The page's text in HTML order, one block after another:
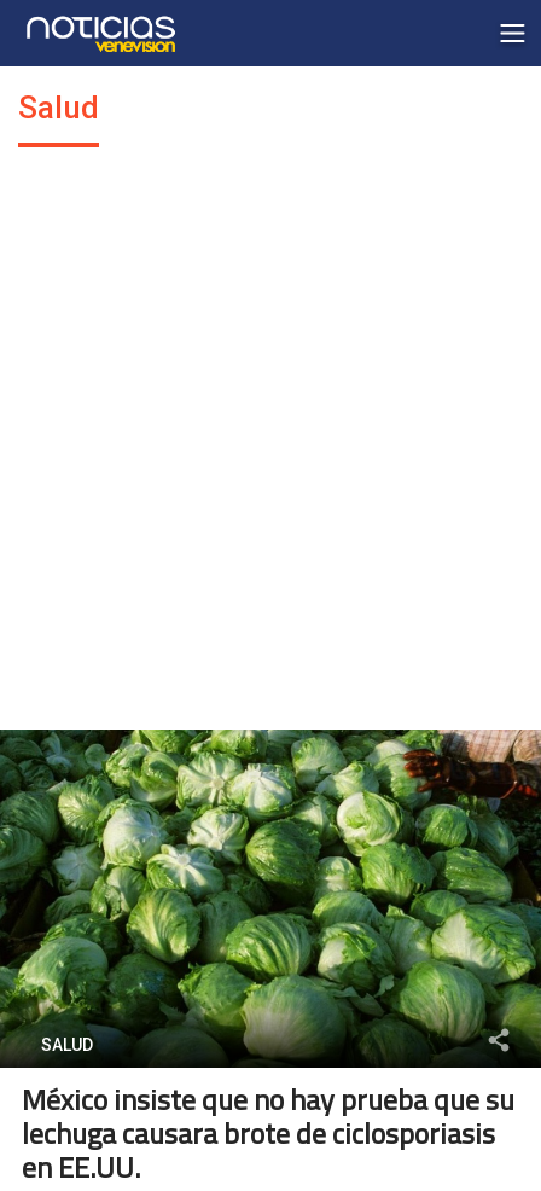
Salud
SALUD
México insiste que no hay prueba que su
lechuga causara brote de ciclosporiasis
en EE.UU.